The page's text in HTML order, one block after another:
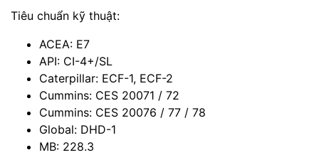
Tiêu chuẩn kỹ thuật:
ACEA: E7
API: CI-4+/SL
Caterpillar: ECF-1, ECF-2
Cummins: CES 20071 / 72
Cummins: CES 20076 / 77 / 78
Global: DHD-1
MB: 228.3